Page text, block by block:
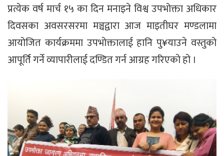
प्रत्येक वर्ष मार्च १५ का दिन मनाइने विश्व उपभोक्ता अधिकार
दिवसका अवसरसरमा मञ्चद्वारा आज माइतीघर मण्डलामा
आयोजित कार्यक्रममा उपभोक्तालाई हानि पु¥याउने वस्तुको
आपूर्ति गर्ने व्यापारीलाई दण्डित गर्न आग्रह गरिएको हो ।